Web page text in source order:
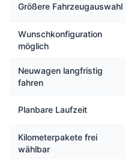
Größere Fahrzeugauswahl
Wunschkonfiguration
möglich
Neuwagen langfristig
fahren
Planbare Laufzeit
Kilometerpakete frei
wählbar